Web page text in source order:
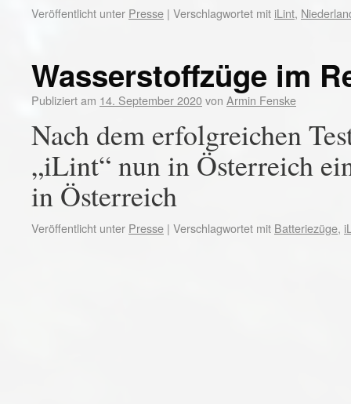
Veröffentlicht unter Presse | Verschlagwortet mit iLint,
Wasserstoffzüge im
Publiziert am 14. September 2020von Armin Fenske
Nach dem erfolgreichen
„iLint“ nun in Österreich
in Österreich
Veröffentlicht unter Presse | Verschlagwortet mit Batteriezüge,